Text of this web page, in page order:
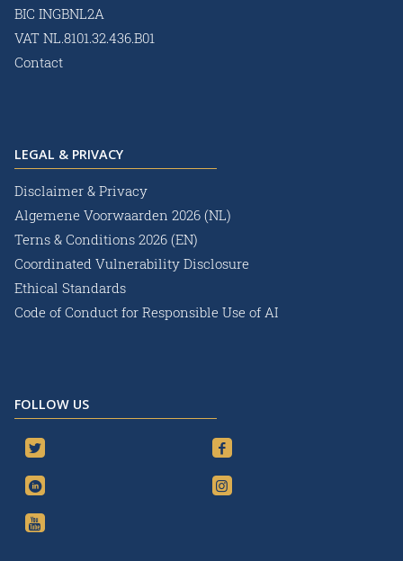
BIC INGBNL2A
VAT NL.8101.32.436.B01
Contact
LEGAL & PRIVACY
Disclaimer & Privacy
Algemene Voorwaarden 2026 (NL)
Terns & Conditions 2026 (EN)
Coordinated Vulnerability Disclosure
Ethical Standards
Code of Conduct for Responsible Use of AI
FOLLOW US